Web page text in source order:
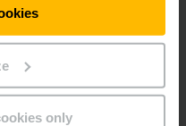
only
picker 1.0 -
7000 - 9000 mm